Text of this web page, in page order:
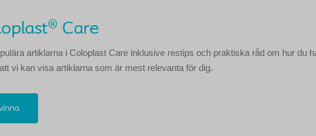
Care
artiklarna i Coloplast Care inklusive restips och praktiska råd om hur du
vi kan visa artiklarna som är mest relevanta för dig.